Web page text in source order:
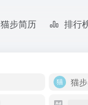
猫步简历 排行
猫